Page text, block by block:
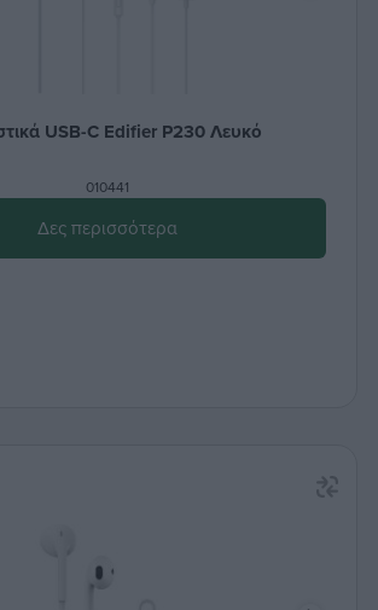
USB-C Edifier P230 Λευκό
010441
Δες περισσότερα